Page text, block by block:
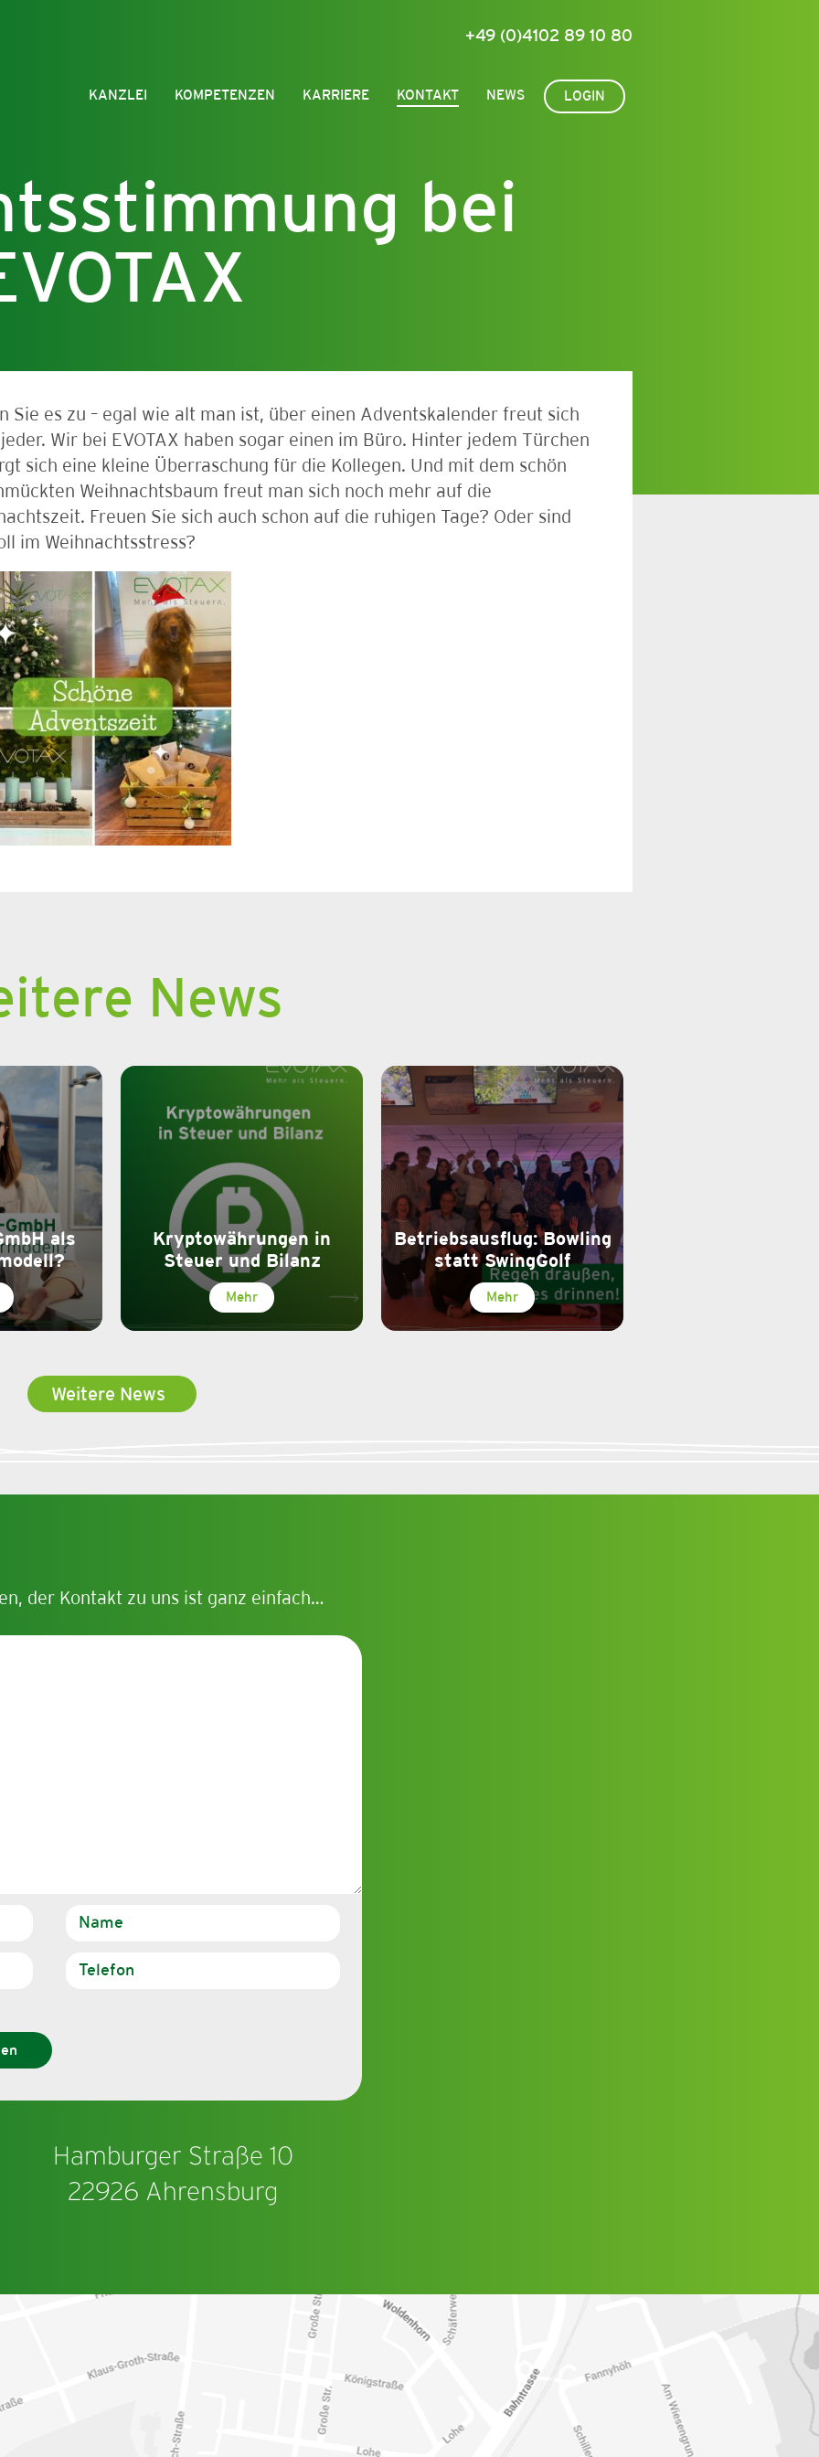
+49 (0)4102 89 10 80
KANZLEI KOMPETENZEN KARRIERE KONTAKT NEWS LOGIN
bei
Sie es zu – egal wie alt man ist, über einen Adventskalender freut sich
Wir bei EVOTAX haben sogar einen im Büro. Hinter jedem Türchen
sich eine kleine Überraschung für die Kollegen. Und mit dem schön
Weihnachtsbaum freut man sich noch mehr auf die
Freuen Sie sich auch schon auf die ruhigen Tage? Oder sind
im Weihnachtsstress?
News
als
Kryptowährungen in
Steuer und Bilanz
Mehr
Betriebsausflug: Bowling
statt SwingGolf
Mehr
Weitere News
der Kontakt zu uns ist ganz einfach…
Hamburger Straße 10
22926 Ahrensburg